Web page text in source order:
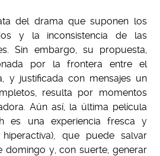
del drama que suponen los
y la inconsistencia de las
Sin embargo, su propuesta,
por la frontera entre el
y justificada con mensajes un
resulta por momentos
Aún así, la última película
es una experiencia fresca y
que puede salvar
domingo y, con suerte, generar